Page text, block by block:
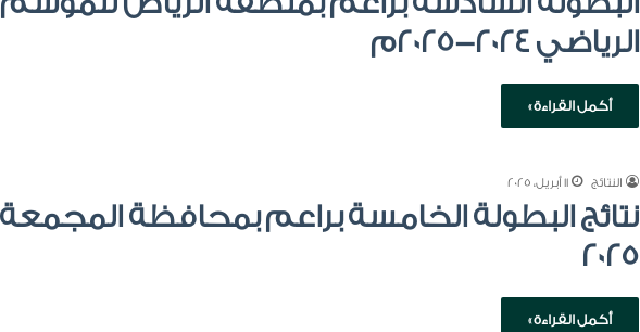
الرياضي 2024-2025م
أكمل القراءة »
النتائج 11 أبريل، 2025
2025
أكمل القراءة »